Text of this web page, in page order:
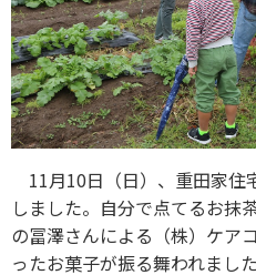
11月10日（日）、重田家住
しました。自分で点てるお抹
の冨澤さんによる（株）ケア
ったお菓子が振る舞われまし